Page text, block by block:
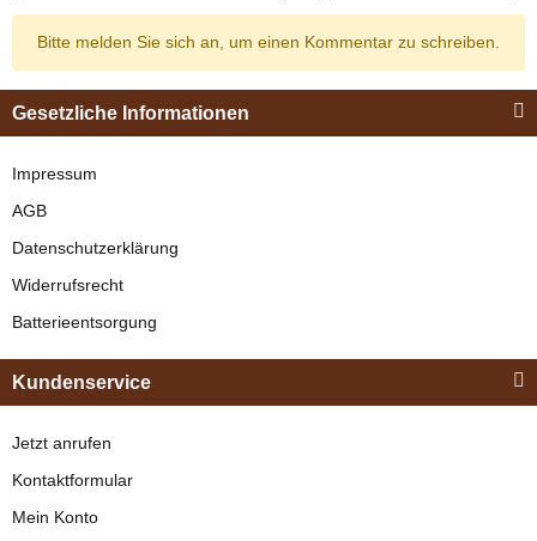
Bitte melden Sie sich an, um einen Kommentar zu schreiben.
Gesetzliche Informationen
Impressum
AGB
Datenschutzerklärung
Widerrufsrecht
Batterieentsorgung
Kundenservice
Jetzt anrufen
Kontaktformular
Mein Konto